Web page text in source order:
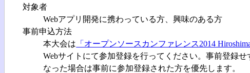
対象者
Webアプリ開発に携わっている方、興味のある方
事前申込方法
本大会は 「オープンソースカンファレンス2014
Webサイトにて参加登録を行ってください。事前登録
なった場合は事前に参加登録された方を優先します。